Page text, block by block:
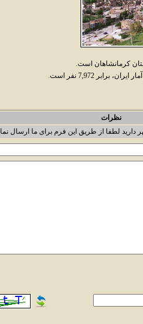
کرمانشاهان است.
نظرات
لطفا از طریق این فرم برای ما ارسال